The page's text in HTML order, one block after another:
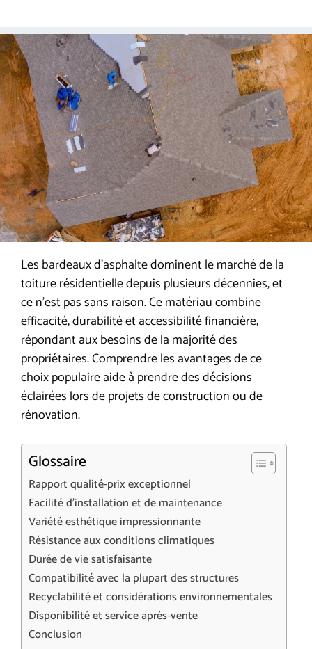
Les bardeaux d’asphalte dominent le marché de la
toiture résidentielle depuis plusieurs décennies, et
ce n’est pas sans raison. Ce matériau combine
efficacité, durabilité et accessibilité financière,
répondant aux besoins de la majorité des
propriétaires. Comprendre les avantages de ce
choix populaire aide à prendre des décisions
éclairées lors de projets de construction ou de
rénovation.
Glossaire
Rapport qualité-prix exceptionnel
Facilité d’installation et de maintenance
Variété esthétique impressionnante
Résistance aux conditions climatiques
Durée de vie satisfaisante
Compatibilité avec la plupart des structures
Recyclabilité et considérations environnementales
Disponibilité et service après-vente
Conclusion